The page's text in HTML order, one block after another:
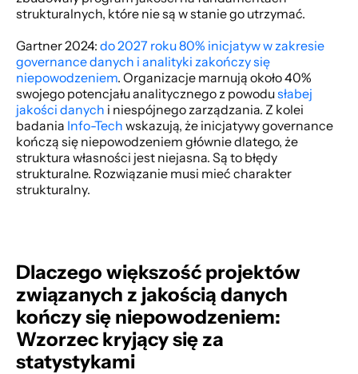
strukturalnych, które nie są w stanie go utrzymać.
Gartner 2024: do 2027 roku 80% inicjatyw w zakresie
governance danych i analityki zakończy się
niepowodzeniem. Organizacje marnują około 40%
swojego potencjału analitycznego z powodu słabej
jakości danych i niespójnego zarządzania. Z kolei
badania Info-Tech wskazują, że inicjatywy governance
kończą się niepowodzeniem głównie dlatego, że
struktura własności jest niejasna. Są to błędy
strukturalne. Rozwiązanie musi mieć charakter
strukturalny.
Dlaczego większość projektów
związanych z jakością danych
kończy się niepowodzeniem:
Wzorzec kryjący się za
statystykami